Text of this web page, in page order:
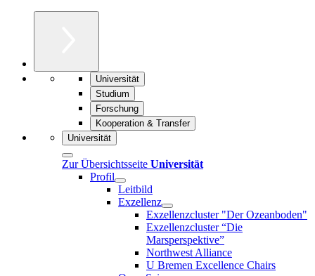
Universität
Studium
Forschung
Kooperation & Transfer
Universität
Zur Übersichtsseite Universität
Profil
Leitbild
Exzellenz
Exzellenzcluster "Der Ozeanboden"
Exzellenzcluster “Die
Marsperspektive”
Northwest Alliance
U Bremen Excellence Chairs